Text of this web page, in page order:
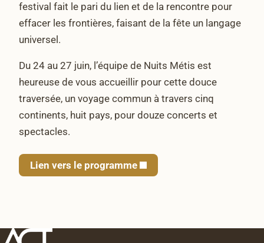
festival fait le pari du lien et de la rencontre pour
effacer les frontières, faisant de la fête un langage
universel.
Du 24 au 27 juin, l’équipe de Nuits Métis est
heureuse de vous accueillir pour cette douce
traversée, un voyage commun à travers cinq
continents, huit pays, pour douze concerts et
spectacles.
Lien vers le programme